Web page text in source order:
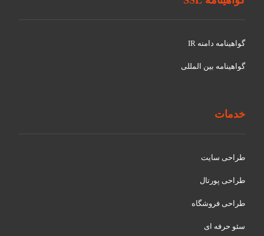
گواهينامه دامنه IR
گواهينامه بین المللی
خدمات
طراحی سایت
طراحی پورتال
طراحی فروشگاه
سئو حرفه ای